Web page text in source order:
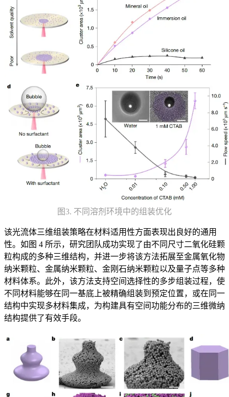
图3. 不同溶剂环境中的组装优化
该光流体三维组装策略在材料适用性方面表现出良好的通用
性。如图 4 所示，研究团队成功实现了由不同尺寸二氧化硅颗
粒构成的多种三维结构，并进一步将该方法拓展至金属氧化物
纳米颗粒、金属纳米颗粒、金刚石纳米颗粒以及量子点等多种
材料体系。此外，该方法支持空间选择性的多步组装过程，使
不同材料能够在同一基底上被精确组装到预定位置，或在同一
结构中实现多材料集成，为构建具有空间功能分布的三维微纳
结构提供了有效手段。